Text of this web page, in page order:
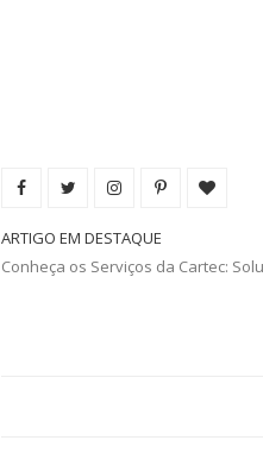
ARTIGO EM DESTAQUE
Conheça os Serviços da Cartec: